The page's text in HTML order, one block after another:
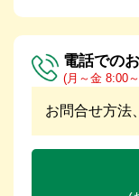
電話での
(月～金 8:00
お問合せ方法